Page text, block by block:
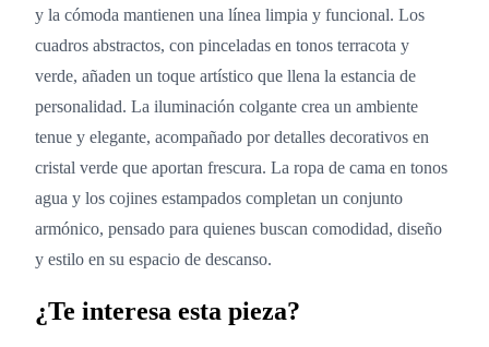
y la cómoda mantienen una línea limpia y funcional. Los
cuadros abstractos, con pinceladas en tonos terracota y
verde, añaden un toque artístico que llena la estancia de
personalidad. La iluminación colgante crea un ambiente
tenue y elegante, acompañado por detalles decorativos en
cristal verde que aportan frescura. La ropa de cama en tonos
agua y los cojines estampados completan un conjunto
armónico, pensado para quienes buscan comodidad, diseño
y estilo en su espacio de descanso.
¿Te interesa esta pieza?